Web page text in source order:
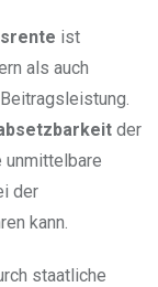
ist
als auch
der
unmittelbare
der
kann.
staatliche